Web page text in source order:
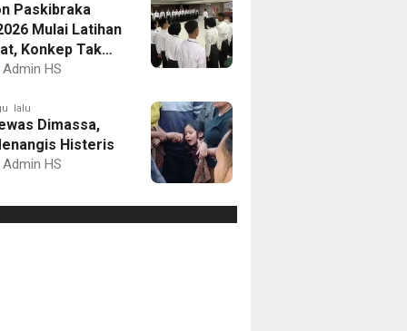
Paskibraka
Mulai Latihan
Konkep Tak
Admin HS
lalu
Dimassa,
Histeris
Admin HS